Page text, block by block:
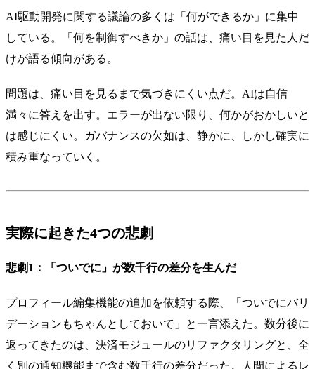
AI駆動開発に関する議論の多くは「何ができるか」に集中
している。「何を制御すべきか」の話は、痛い目を見た人だ
けが語る傾向がある。
問題は、痛い目を見るまで気づきにくい点だ。AIは自信
満々に答えを出す。エラーが出ない限り、何かがおかしいと
は感じにくい。ガバナンスの欠如は、静かに、しかし確実に
積み重なっていく。
実際に起きた4つの悲劇
悲劇1：「ついでに」が数千行の差分を生んだ
プロフィール編集機能の追加を依頼する際、「ついでにバリ
デーションもちゃんとしておいて」と一言添えた。数分後に
返ってきたのは、決済モジュールのリファクタリングと、全
く別の通知機能まで含む数千行の差分だった。人間によるレ